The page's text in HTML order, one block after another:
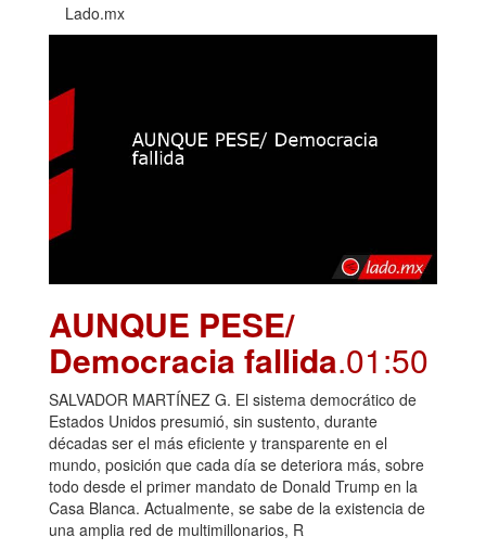
Lado.mx
AUNQUE PESE/
Democracia fallida.01:50
SALVADOR MARTÍNEZ G. El sistema democrático de
Estados Unidos presumió, sin sustento, durante
décadas ser el más eficiente y transparente en el
mundo, posición que cada día se deteriora más, sobre
todo desde el primer mandato de Donald Trump en la
Casa Blanca. Actualmente, se sabe de la existencia de
una amplia red de multimillonarios, R